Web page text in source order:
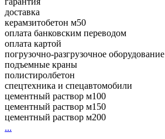
доставка
керамзитобетон м50
оплата банковским переводом
оплата картой
погрузочно-разгрузочное оборудование
подъемные краны
полистиролбетон
спецтехника и спецавтомобили
цементный раствор м100
цементный раствор м150
цементный раствор м200
...